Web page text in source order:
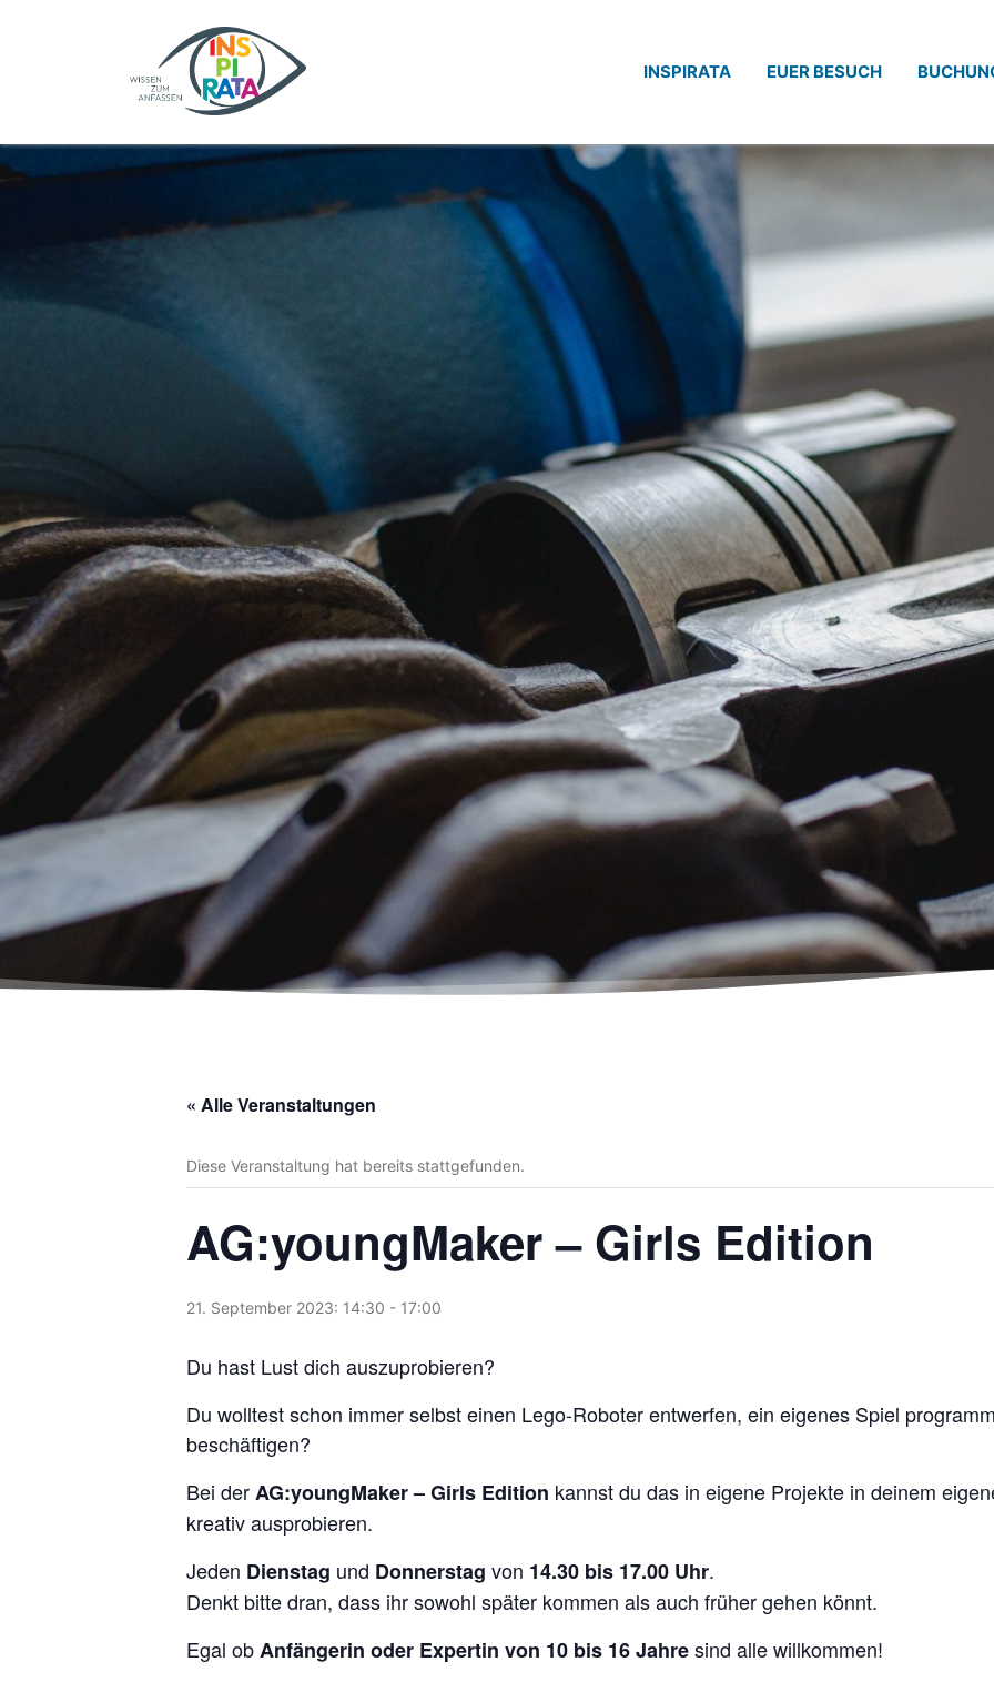
INSPIRATA EUER BESUCH
« Alle Veranstaltungen
Diese Veranstaltung hat bereits stattgefunden.
AG:youngMaker – Girls Edition
21. September 2023: 14:30 - 17:00
Du hast Lust dich auszuprobieren?
Du wolltest schon immer selbst einen Lego-Roboter entwerfen, ein eigenes Spiel
beschäftigen?
Bei derAG:youngMaker – Girls Edition kannst du das in eigene Projekte in deinem
kreativ ausprobieren.
Jeden Dienstag und Donnerstag von 14.30 bis 17.00 Uhr.
Denkt bitte dran, dass ihr sowohl später kommen als auch früher gehen könnt.
Egal obAnfängerin oder Expertin von 10 bis 16 Jahresind alle willkommen!